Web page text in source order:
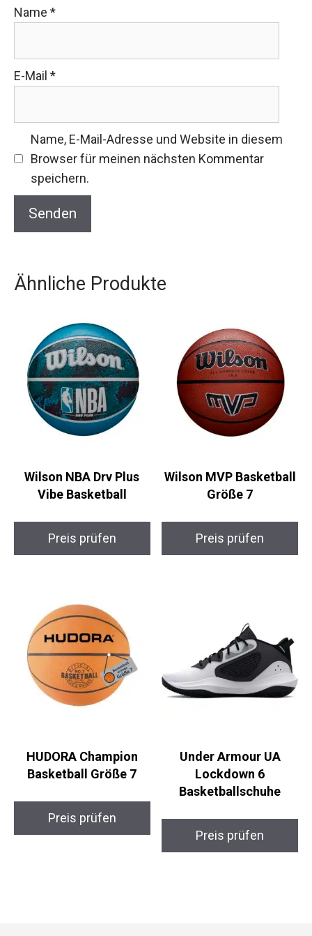
Name *
E-Mail *
Name, E-Mail-Adresse und Website in diesem
Browser für meinen nächsten Kommentar
speichern.
Ähnliche Produkte
Wilson NBA Drv Plus
Vibe Basketball
Preis prüfen
Wilson MVP Basketball
Größe 7
Preis prüfen
HUDORA Champion
Basketball Größe 7
Preis prüfen
Under Armour UA
Lockdown 6
Basketballschuhe
Preis prüfen